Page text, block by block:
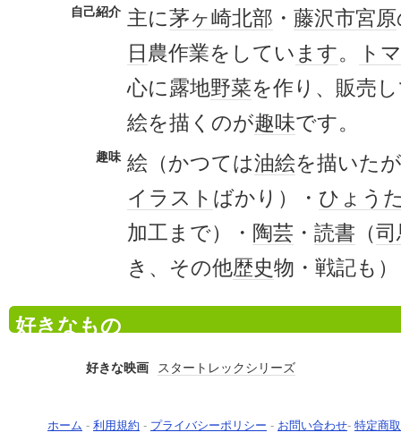
自己紹介 主に茅ヶ崎北部 ・ 藤沢市宮原
日 農作業をしてい ます。
ト
心に露地野菜を作り、販売
絵を描くのが趣味です。
趣味 絵（かつては油絵を描いた
イラスト ばかり）・ ひょう
加工まで）・ 陶芸 ・ 読書 （司
き、その他歴史物・戦記も）
好きなもの
好きな映画 スタートレックシリーズ
ホーム - 利用規約 - プライバシーポリシー - お問い合わせ- 特定商